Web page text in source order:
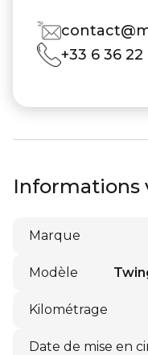
+33 6 36
Informations
Marque
Modèle
Kilométrage
Date de mise en